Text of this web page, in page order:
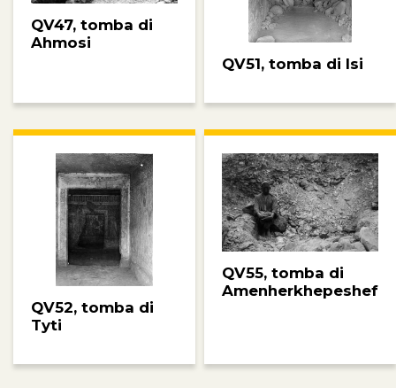
QV47, tomba di
Ahmosi
QV51, tomba di Isi
QV52, tomba di
Tyti
QV55, tomba di
Amenherkhepeshef